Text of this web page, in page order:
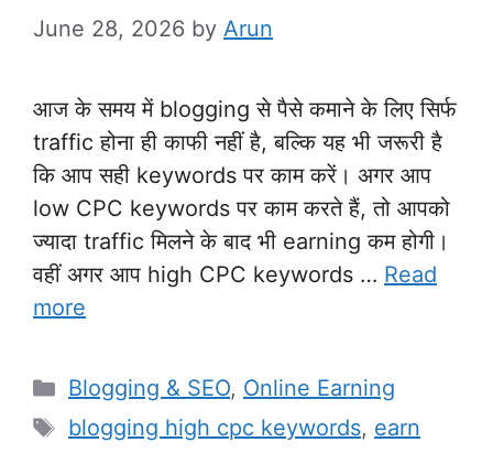
June 28, 2026 by Arun
आज के समय में blogging से पैसे कमाने के लिए सिर्फ
traffic होना ही काफी नहीं है, बल्कि यह भी जरूरी है
कि आप सही keywords पर काम करें। अगर आप
low CPC keywords पर काम करते हैं, तो आपको
ज्यादा traffic मिलने के बाद भी earning कम होगी।
वहीं अगर आप high CPC keywords … Read
more
Categories
Blogging & SEO, Online Earning
Tags
blogging high cpc keywords, earn